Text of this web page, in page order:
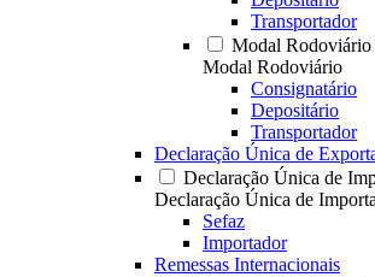
Transportador
Modal Rodoviário
Modal Rodoviário
Consignatário
Depositário
Transportador
Declaração Única de
Declaração Única de
Declaração Única de
Sefaz
Importador
Remessas Internacionais